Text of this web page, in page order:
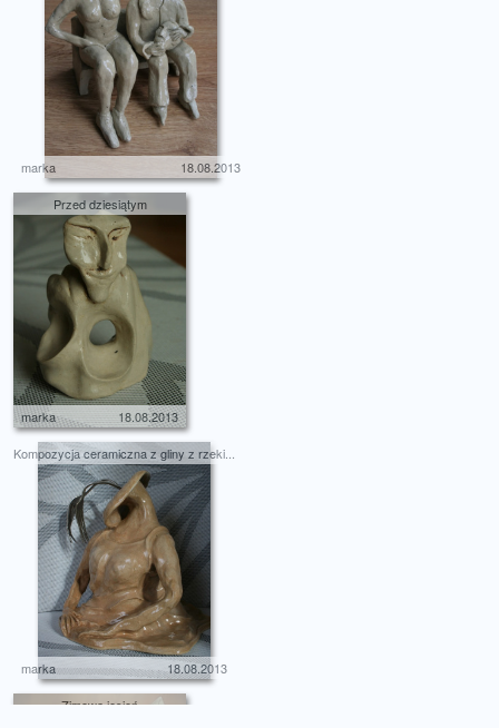
marka 18.08.2013
Przed dziesiątym
marka 18.08.2013
Kompozycja ceramiczna z gliny z rzeki...
marka 18.08.2013
Zimowa jesień